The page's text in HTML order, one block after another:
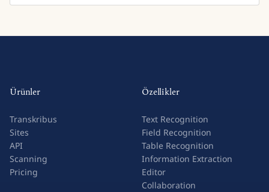
Ürünler
Transkribus
Sites
API
Scanning
Pricing
Özellikler
Text Recognition
Field Recognition
Table Recognition
Information Extraction
Editor
Collaboration